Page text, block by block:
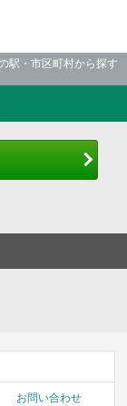
駅・市区町村から探す
お問い合わせ